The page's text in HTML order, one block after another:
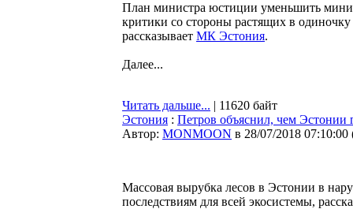
План министра юстиции уменьшить
критики со стороны растящих в
рассказывает МК Эстония.
Далее...
Читать дальше... | 11620 байт
Эстония : Петров объяснил, чем Эстонии
Автор: MONMOON в 28/07/2018 07:10:00
Массовая вырубка лесов в Эстонии в
последствиям для всей экосистемы,